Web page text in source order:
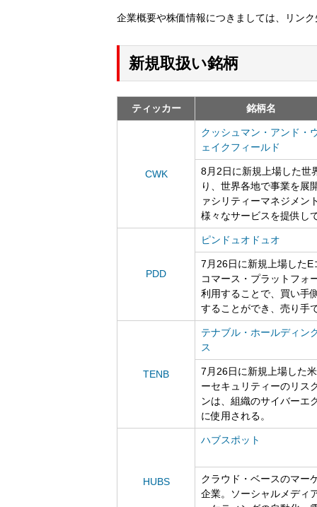
企業概要や株価情報につきましては、リン
新規取扱い銘柄
ティッカー 銘柄名
CWK
クッシュマン・アンド・
ェイクフィールド
8月2日に新規上場した世
り、世界各地で事業を展
ァシリティーマネジメン
様々なサービスを提供し
PDD
ピンドュオドュオ
7月26日に新規上場した
コマース・プラットフォ
利用することで、買い手
することができ、売り手
TENB
テナブル・ホールディン
ス
7月26日に新規上場した
ーセキュリティーのリス
ンは、組織のサイバーエ
に使用される。
HUBS
ハブスポット
クラウド・ベースのマー
企業。ソーシャルメディ